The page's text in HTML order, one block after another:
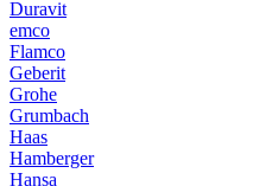
Duravit
emco
Flamco
Geberit
Grohe
Grumbach
Haas
Hamberger
Hansa